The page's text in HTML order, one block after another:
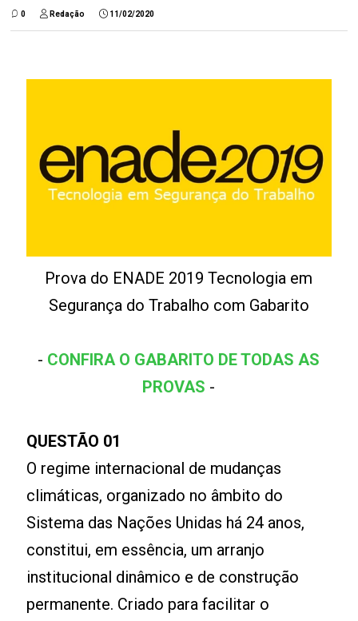
0 Redação 11/02/2020
Prova do ENADE 2019 Tecnologia em
Segurança do Trabalho com Gabarito
- CONFIRA O GABARITO DE TODAS AS
PROVAS -
QUESTÃO 01
O regime internacional de mudanças
climáticas, organizado no âmbito do
Sistema das Nações Unidas há 24 anos,
constitui, em essência, um arranjo
institucional dinâmico e de construção
permanente. Criado para facilitar o